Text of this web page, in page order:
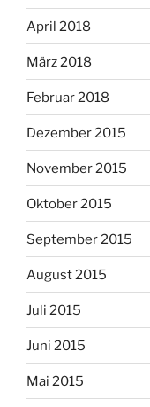
April 2018
März 2018
Februar 2018
Dezember 2015
November 2015
Oktober 2015
September 2015
August 2015
Juli 2015
Juni 2015
Mai 2015